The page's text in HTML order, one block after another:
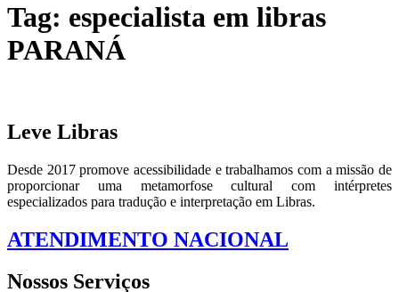
Tag: especialista em libras
PARANÁ
Leve Libras
Desde 2017 promove acessibilidade e trabalhamos com a missão de
proporcionar uma metamorfose cultural com intérpretes
especializados para tradução e interpretação em Libras.
ATENDIMENTO NACIONAL
Nossos Serviços